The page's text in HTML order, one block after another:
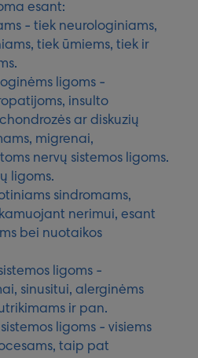
esant:
- tiek neurologiniams,
tiek ūmiems, tiek ir
ligoms -
insulto
ar diskuzių
migrenai,
nervų sistemos ligoms.
ligoms.
sindromams,
nerimui, esant
bei nuotaikos
ligoms -
sinusitui, alerginėms
ir pan.
ligoms - visiems
taip pat